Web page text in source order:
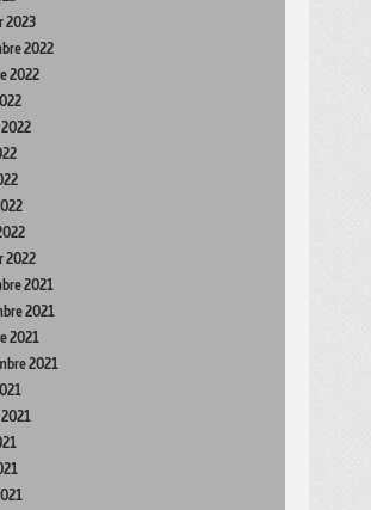
2023
2022
2022
2022
2021
2021
2021
2021